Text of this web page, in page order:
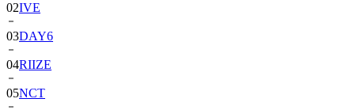
03DAY6
04RIIZE
05NCT
06BLACKPINK